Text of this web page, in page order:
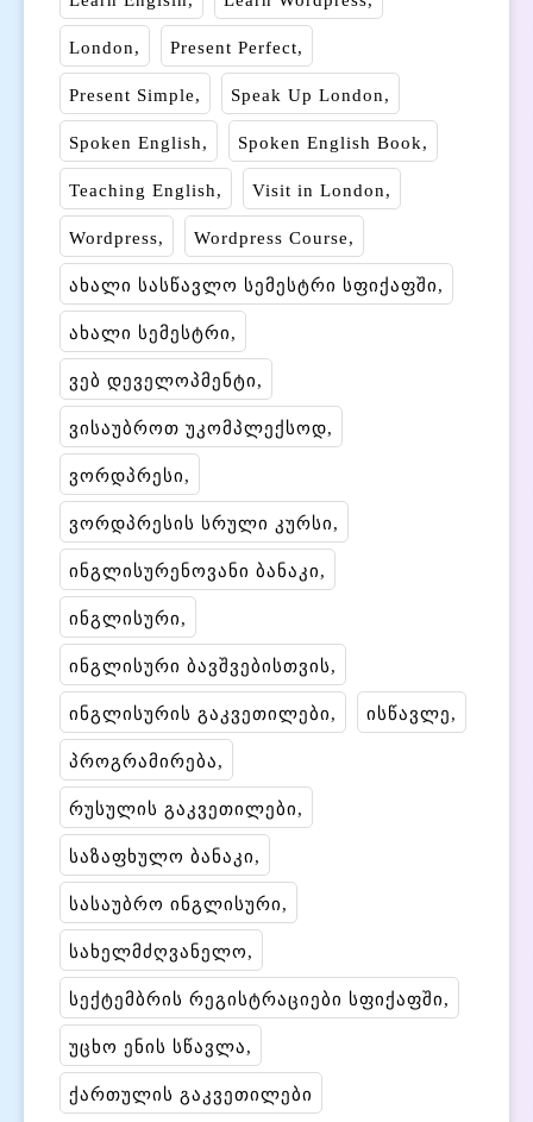
London Present Perfect
Present Simple Speak Up London
Spoken English Spoken English Book
Teaching English Visit in London
Wordpress Wordpress Course
ახალი სასწავლო სემესტრი სფიქაფში
ახალი სემესტრი
ვებ დეველოპმენტი
ვისაუბროთ უკომპლექსოდ
ვორდპრესი
ვორდპრესის სრული კურსი
ინგლისურენოვანი ბანაკი
ინგლისური
ინგლისური ბავშვებისთვის
ინგლისურის გაკვეთილები ისწავლე
პროგრამირება
რუსულის გაკვეთილები
საზაფხულო ბანაკი
სასაუბრო ინგლისური
სახელმძღვანელო
სექტემბრის რეგისტრაციები სფიქაფში
უცხო ენის სწავლა
ქართულის გაკვეთილები